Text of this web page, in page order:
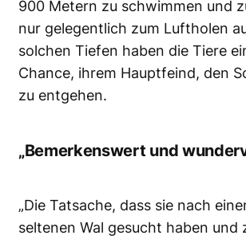
900 Metern zu schwimmen und
nur gelegentlich zum Luftholen
solchen Tiefen haben die Tiere
Chance, ihrem Hauptfeind, den
zu entgehen.
„Bemerkenswert und
„Die Tatsache, dass sie nach
seltenen Wal gesucht haben und